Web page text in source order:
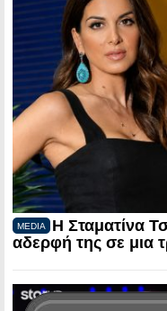
MEDIA
Η Σταματίνα
αδερφή της σε μια